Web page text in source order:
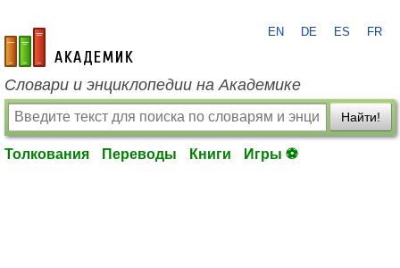
academic.ru
EN DE ES FR
Словари и энциклопедии на Академике
Найти!
Толкования Переводы Книги Игры ⚽